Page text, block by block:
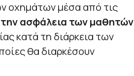
οχημάτων μέσα από τις
ασφάλεια των μαθητών
κατά τη διάρκεια των
θα διαρκέσουν